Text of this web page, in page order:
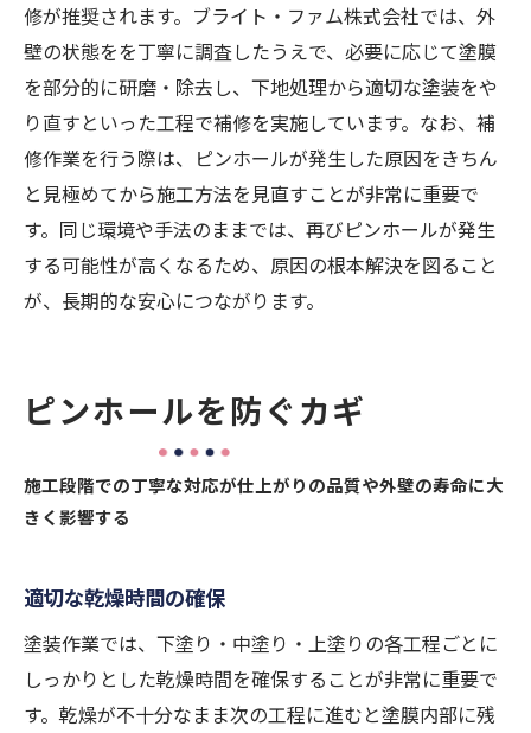
修が推奨されます。ブライト・ファム株式会社では、外
壁の状態をを丁寧に調査したうえで、必要に応じて塗膜
を部分的に研磨・除去し、下地処理から適切な塗装をや
り直すといった工程で補修を実施しています。なお、補
修作業を行う際は、ピンホールが発生した原因をきちん
と見極めてから施工方法を見直すことが非常に重要で
す。同じ環境や手法のままでは、再びピンホールが発生
する可能性が高くなるため、原因の根本解決を図ること
が、長期的な安心につながります。
ピンホールを防ぐカギ
施工段階での丁寧な対応が仕上がりの品質や外壁の寿命に大
きく影響する
適切な乾燥時間の確保
塗装作業では、下塗り・中塗り・上塗りの各工程ごとに
しっかりとした乾燥時間を確保することが非常に重要で
す。乾燥が不十分なまま次の工程に進むと塗膜内部に残